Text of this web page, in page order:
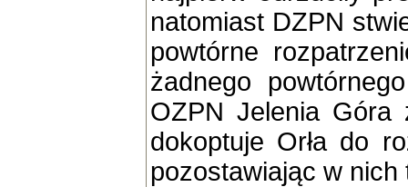
natomiast DZPN
powtórne
żadnego
OZPN Jelenia Góra
dokoptuje Orła do
pozostawiając w